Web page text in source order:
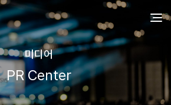
미디어
PR Center